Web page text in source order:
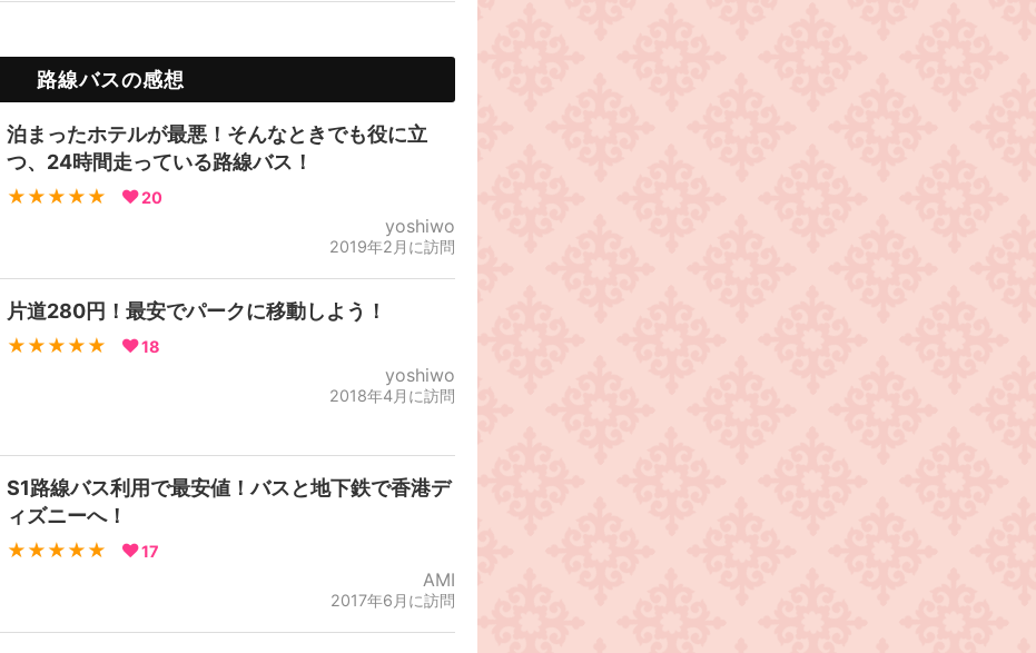
路線バスの感想
泊まったホテルが最悪！そんなときでも役に立
つ、24時間走っている路線バス！
★★★★★ 20
yoshiwo
2019年2月に訪問
片道280円！最安でパークに移動しよう！
★★★★★ 18
yoshiwo
2018年4月に訪問
S1路線バス利用で最安値！バスと地下鉄で香港デ
ィズニーへ！
★★★★★ 17
AMI
2017年6月に訪問